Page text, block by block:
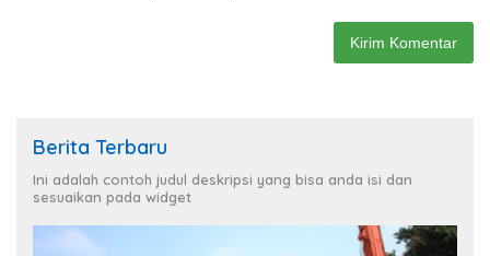
Berita Terbaru
Ini adalah contoh judul deskripsi yang bisa anda isi dan
sesuaikan pada widget